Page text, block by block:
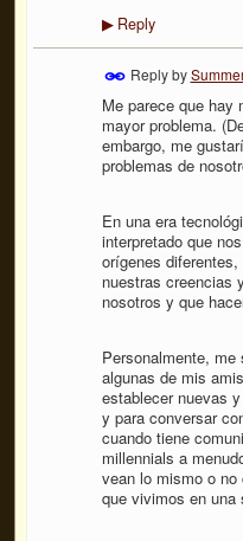
▶Reply
Reply by
Me parece que hay
mayor problema.
embargo, me
problemas de
En una era
interpretado que
orígenes
nuestras creencias
nosotros y que
Personalmente,
algunas de mis
establecer nuevas
y para conversar
cuando tiene
millennials a
vean lo mismo o
que vivimos en una